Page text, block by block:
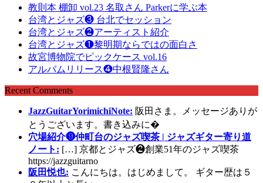
教則本 棚卸 vol.23 名取さん Parkerに学ぶ本
台湾とジャズ❸ 台北でセッション
台湾とジャズ❷アーティスト紹介
台湾とジャズ❶黎明期ならではの面白さ
故宮博物院でピックケース vol.16
アルバムリリース❹中根賢隆さん
Recent Comments
JazzGuitarYorimichiNote: 阪田さま。メッセージありが
とうございます。書き込みに�
穴場紹介❾仲町台のジャズ喫茶 | ジャズギター寄り道
ノート: […] 京都とジャズ❷創業51年のジャズ喫茶
https://jazzguitarno
阪田悦也: こんにちは。はじめまして。 ギター歴は５